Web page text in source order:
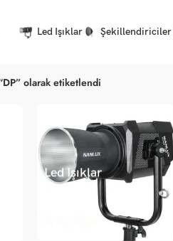
Led Işıklar Şekillendiriciler
olarak etiketlendi
Led Işıklar